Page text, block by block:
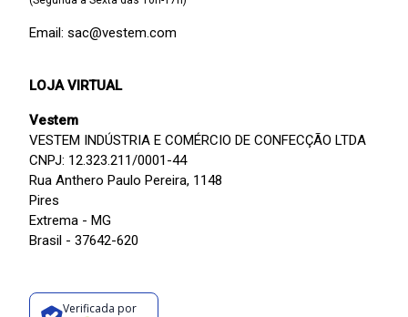
Email: sac@vestem.com
LOJA VIRTUAL
Vestem
VESTEM INDÚSTRIA E COMÉRCIO DE CONFECÇÃO LTDA
CNPJ: 12.323.211/0001-44
Rua Anthero Paulo Pereira, 1148
Pires
Extrema - MG
Brasil - 37642-620
Verificada por